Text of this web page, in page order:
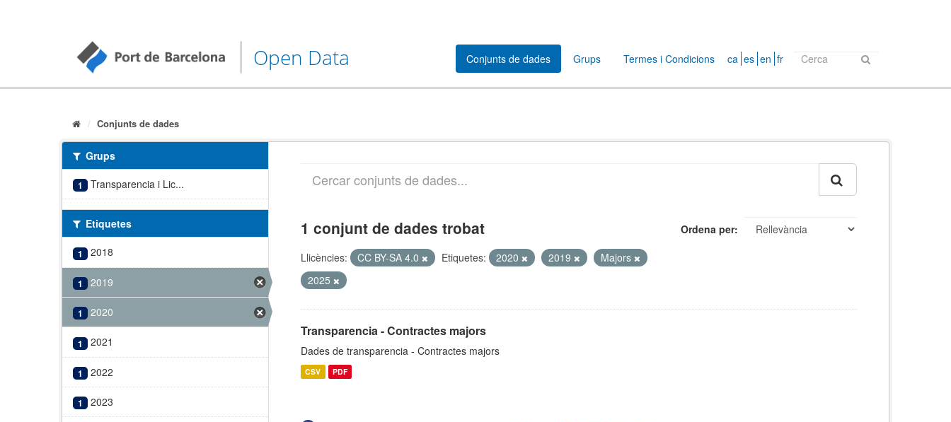
Open Data Conjunts de dades Grups Termes i Condicions ca es en fr
Conjunts de dades
Grups
1 Transparencia i Lic...
Etiquetes
1 2018
1 2019
1 2020
1 2021
1 2022
1 2023
Ordena per
1 conjunt de dades trobat
Llicències: CC BY-SA 4.0 Etiquetes: 2020 2019
Majors
2025
Transparencia - Contractes majors
Dades de transparencia - Contractes majors
CSV PDF